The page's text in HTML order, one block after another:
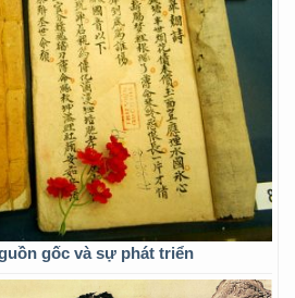
gốc và sự phát triển